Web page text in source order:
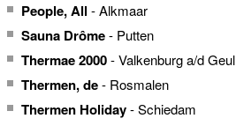
People, All - Alkmaar
Sauna Drôme- Putten
Thermae 2000- Valkenburg a/d Geul
Thermen, de- Rosmalen
Thermen Holiday- Schiedam